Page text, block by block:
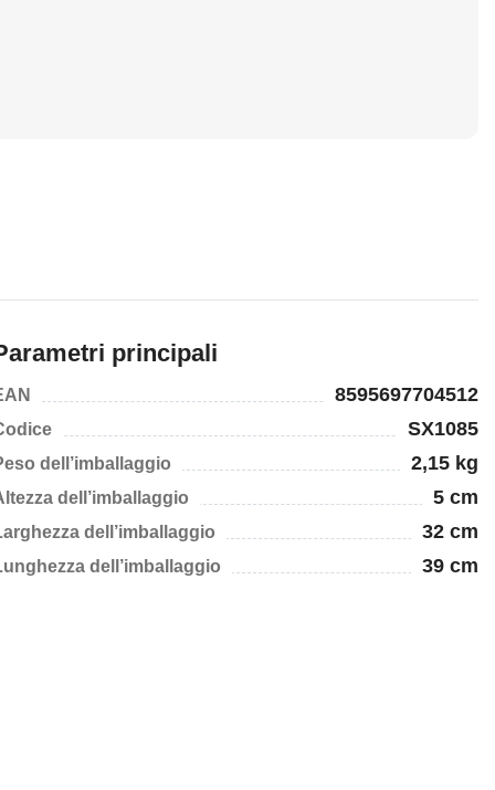
principali
8595697704512
SX1085
dell’imballaggio 2,15 kg
dell’imballaggio 5 cm
dell’imballaggio 32 cm
dell’imballaggio 39 cm